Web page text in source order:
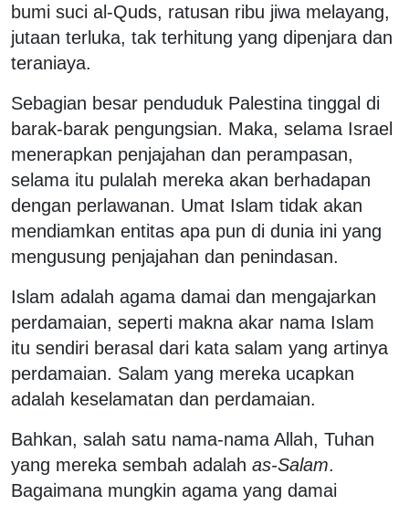
bumi suci al-Quds, ratusan ribu jiwa melayang,
jutaan terluka, tak terhitung yang dipenjara dan
teraniaya.
Sebagian besar penduduk Palestina tinggal di
barak-barak pengungsian. Maka, selama Israel
menerapkan penjajahan dan perampasan,
selama itu pulalah mereka akan berhadapan
dengan perlawanan. Umat Islam tidak akan
mendiamkan entitas apa pun di dunia ini yang
mengusung penjajahan dan penindasan.
Islam adalah agama damai dan mengajarkan
perdamaian, seperti makna akar nama Islam
itu sendiri berasal dari kata salam yang artinya
perdamaian. Salam yang mereka ucapkan
adalah keselamatan dan perdamaian.
Bahkan, salah satu nama-nama Allah, Tuhan
yang mereka sembah adalah as-Salam.
Bagaimana mungkin agama yang damai